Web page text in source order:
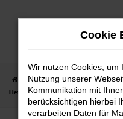
Zum
Startseite Göppingen
Lieferservice nach Göppingen
Cookie
Wir nutzen Cookies, um
Nutzung unserer
Kommunikation mit
berücksichtigen hierbei
verarbeiten Daten für